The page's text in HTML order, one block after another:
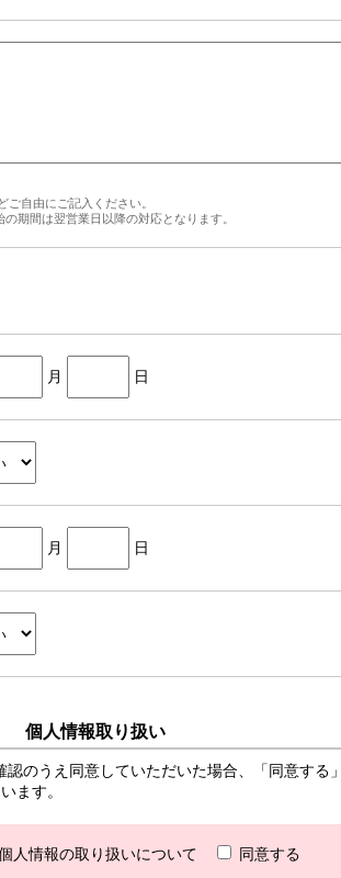
自由にご記入ください。
期間は翌営業日以降の対応となります。
月 日
月 日
個人情報取り扱い
認のうえ同意していただいた場合、「同意す
ます。
人情報の取り扱いについて 同意する